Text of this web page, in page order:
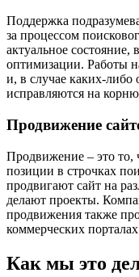
Поддержка
за процессом
актуальное состояние,
оптимизации. Работы
и, в случае каких-
исправляются на
Продвижение
Продвижение – это то,
позиции в строчках
продвигают сайт на
делают проекты.
продвижения также
коммерческих
Как мы это